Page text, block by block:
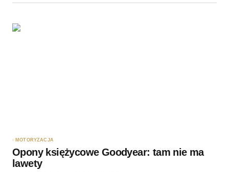
MOTORYZACJA
Opony księżycowe Goodyear: tam nie ma
lawety